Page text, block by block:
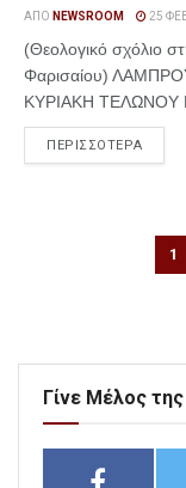
ΑΠΌ NEWSROOM 25
(Θεολογικό σχόλιο
Φαρισαίου)
ΚΥΡΙΑΚΗ ΤΕΛΩΝΟΥ
ΠΕΡΙΣΣΟΤΕΡΑ
1
Γίνε Μέλος